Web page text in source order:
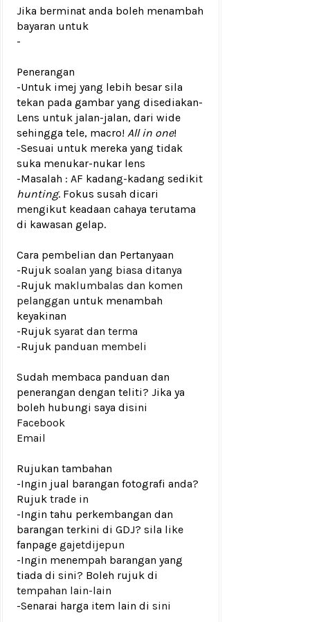
Jika berminat anda boleh menambah
bayaran untuk
-
Penerangan
-Untuk imej yang lebih besar sila
tekan pada gambar yang disediakan-
Lens untuk jalan-jalan, dari wide
sehingga tele, macro! All in one!
-Sesuai untuk mereka yang tidak
suka menukar-nukar lens
-Masalah : AF kadang-kadang sedikit
hunting. Fokus susah dicari
mengikut keadaan cahaya terutama
di kawasan gelap.
Cara pembelian dan Pertanyaan
-Rujuk soalan yang biasa ditanya
-Rujuk maklumbalas dan komen
pelanggan untuk menambah
keyakinan
-Rujuk syarat dan terma
-Rujuk panduan membeli
Sudah membaca panduan dan
penerangan dengan teliti? Jika ya
boleh hubungi saya disini
Facebook
Email
Rujukan tambahan
-Ingin jual barangan fotografi anda?
Rujuk trade in
-Ingin tahu perkembangan dan
barangan terkini di GDJ? sila like
fanpage gajetdijepun
-Ingin menempah barangan yang
tiada di sini? Boleh rujuk di
tempahan lain-lain
-Senarai harga item lain di sini